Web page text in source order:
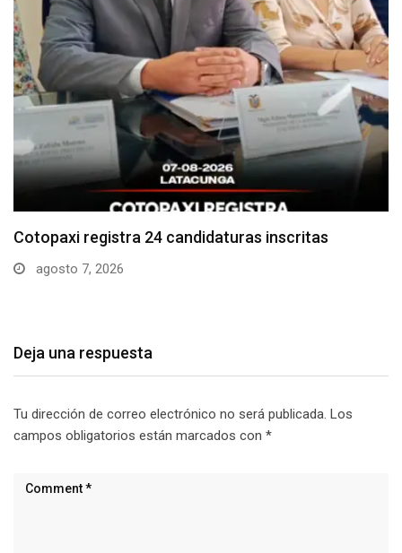
Parque Nacional Cotopaxi espera alta afluencia de
visitantes…
Deja una respuesta
Tu dirección de correo electrónico no será publicada. Los
campos obligatorios están marcados con *